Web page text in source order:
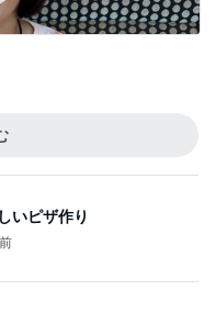
いピザ作り